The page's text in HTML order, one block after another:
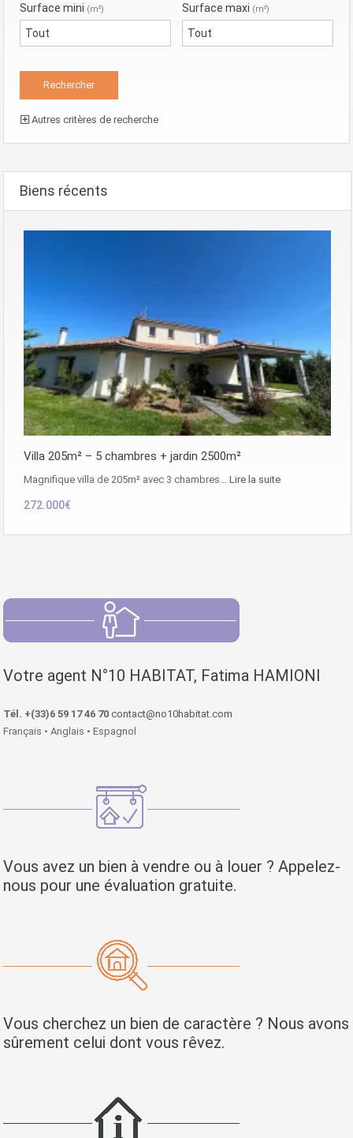
Surface mini (m²) Surface maxi (m²)
Autres critères de recherche
Biens récents
Villa 205m² – 5 chambres + jardin 2500m²
Magnifique villa de 205m² avec 3 chambres… Lire la suite
272.000€
Votre agent N°10 HABITAT, Fatima HAMIONI
Tél. +(33)6 59 17 46 70 contact@no10habitat.com
Français • Anglais • Espagnol
Vous avez un bien à vendre ou à louer ? Appelez-
nous pour une évaluation gratuite.
Vous cherchez un bien de caractère ? Nous avons
sûrement celui dont vous rêvez.